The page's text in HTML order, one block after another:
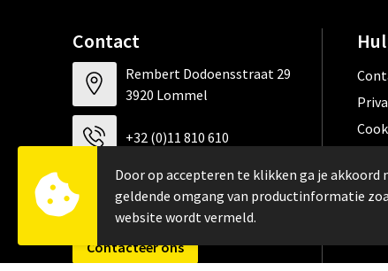
Contact
Rembert Dodoensstraat 29
3920 Lommel
+32 (0)11 810 610
info@werkkledij.be
Contacteer ons
FAQ
Door op accepteren te klikken ga je akkoord
geldende omgang van productinformatie
website wordt vermeld.